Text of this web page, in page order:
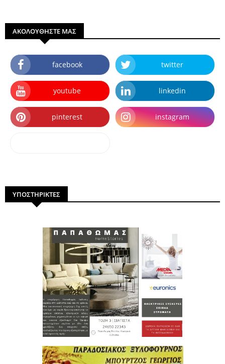
ΑΚΟΛΟΥΘΗΣΤΕ ΜΑΣ
facebook twitter
youtube linkedin
pinterest instagram
ΥΠΟΣΤΗΡΙΚΤΕΣ